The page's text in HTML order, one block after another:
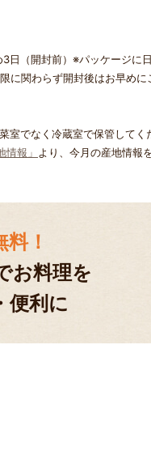
（開封前）※パッケージに
開封後はお早めにご
でなく冷蔵室で保管してく
報」 より、今月の産地情報
！
お料理を
便利に